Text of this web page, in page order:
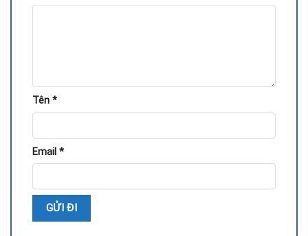
sau nhiều năm.
chơi game, cũng thường bị gãy ngàm giữ quạt.
hay gặp tình trạng nứt hoặc lỏng vỏ sau thời gian dài.
Quy trình thay vỏ ngoài GTX 780
Tên *
Email *